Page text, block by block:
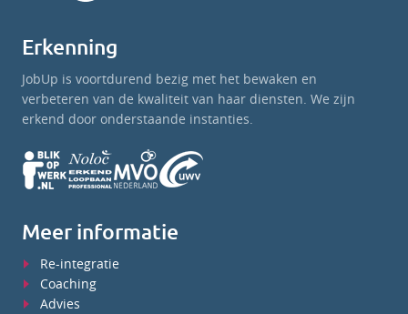
Erkenning
JobUp is voortdurend bezig met het bewaken en
verbeteren van de kwaliteit van haar diensten. We zijn
erkend door onderstaande instanties.
Meer informatie
Re-integratie
Coaching
Advies